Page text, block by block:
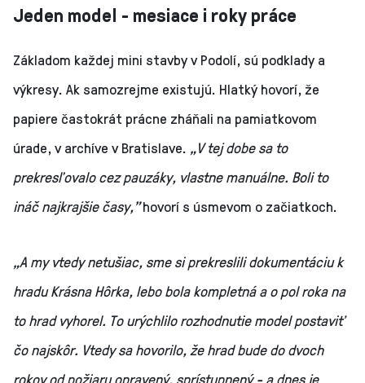
Jeden model - mesiace i roky práce
Základom každej mini stavby v Podolí, sú podklady a
výkresy. Ak samozrejme existujú. Hlatký hovorí, že
papiere častokrát prácne zháňali na pamiatkovom
úrade, v archíve v Bratislave. „V tej dobe sa to
prekresľovalo cez pauzáky, vlastne manuálne. Boli to
ináč najkrajšie časy,”hovorí s úsmevom o začiatkoch.
„A my vtedy netušiac, sme si prekreslili dokumentáciu k
hradu Krásna Hôrka, lebo bola kompletná a o pol roka na
to hrad vyhorel. To urýchlilo rozhodnutie model postaviť
čo najskôr. Vtedy sa hovorilo, že hrad bude do dvoch
rokov od požiaru opravený, sprístupnený - a dnes je